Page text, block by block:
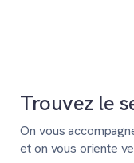
Trouvez le
On vous
et on vous oriente